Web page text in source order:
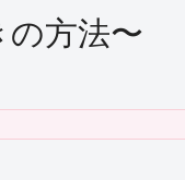
方法〜